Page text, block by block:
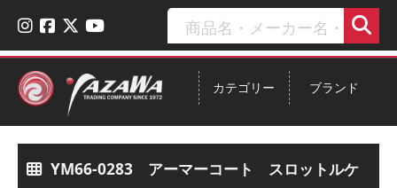
ブランド
カテゴリー
YM66-0283 アーマーコート スロットルケ